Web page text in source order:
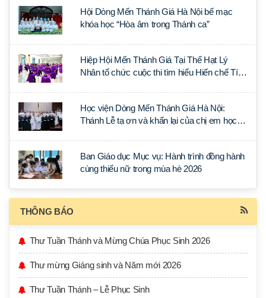
Hội Dòng Mến Thánh Giá Hà Nội bế mạc
khóa học “Hòa âm trong Thánh ca”
Hiệp Hội Mến Thánh Giá Tại Thế Hạt Lý
Nhân tổ chức cuộc thi tìm hiểu Hiến chế Tín
Học viện Dòng Mến Thánh Giá Hà Nội:
Thánh Lễ tạ ơn và khấn lại của chị em học
Ban Giáo dục Mục vụ: Hành trình đồng hành
cùng thiếu nữ trong mùa hè 2026
THÔNG BÁO
Thư Tuần Thánh và Mừng Chúa Phục Sinh 2026
Thư mừng Giáng sinh và Năm mới 2026
Thư Tuần Thánh – Lễ Phục Sinh